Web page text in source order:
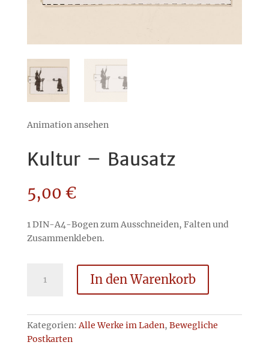
Animation ansehen
Kultur – Bausatz
5,00 €
1 DIN-A4-Bogen zum Ausschneiden, Falten und
Zusammenkleben.
In den Warenkorb
Kategorien:Alle Werke im Laden, Bewegliche
Postkarten